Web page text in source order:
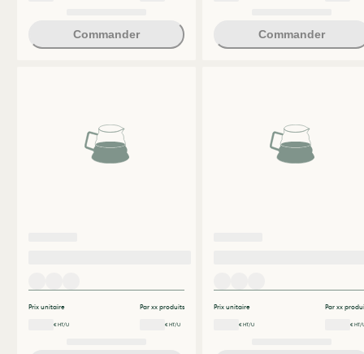
Commander Commander
Prix unitaire
€ HT/U
Par xx produits
€ HT/U
Prix unitaire
€ HT/U
Par xx
€ HT/